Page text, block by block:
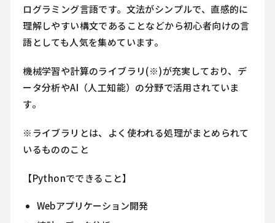
ログラミング言語です。文法がシンプルで、直感的に
理解しやすい構文であることなどから初心者向けの言
語としても人気を集めています。
機械学習や計算のライブラリ(※)が充実しており、デ
ータ分析やAI（人工知能）の分野で活用されていま
す。
※ライブラリとは、よく使われる処理がまとめられて
いるもののこと
【Pythonでできること】
Webアプリケーション開発